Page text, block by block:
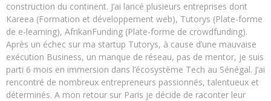
construction du continent. J’ai lancé plusieurs entreprises dont
Kareea (Formation et développement web), Tutorys (Plate-forme
de e-learning), AfrikanFunding (Plate-forme de crowdfunding).
Après un échec sur ma startup Tutorys, à cause d’une mauvaise
exécution Business, un manque de réseau, pas de mentor, je suis
parti 6 mois en immersion dans l’écosystème Tech au Sénégal. J’ai
rencontré de nombreux entrepreneurs passionnés, talentueux et
déterminés. A mon retour sur Paris je décide de raconter leur